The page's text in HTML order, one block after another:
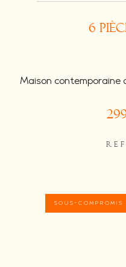
6
Maison contemporaine
SOUS-COMPROMIS